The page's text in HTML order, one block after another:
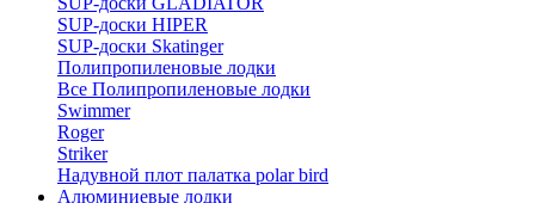
SUP-доски HIPER
SUP-доски Skatinger
Полипропиленовые лодки
Все Полипропиленовые лодки
Swimmer
Roger
Striker
Надувной плот палатка polar bird
Алюминиевые лодки